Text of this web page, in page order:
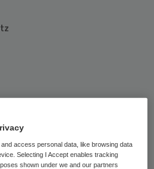
voor de Tweede
van 29 oktober
het gebied van de
access personal data, like browsing data
Selecting I Accept enables tracking
shown under we and our partners